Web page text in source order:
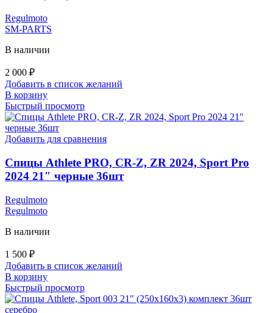
Regulmoto
SM-PARTS
В наличии
2 000 ₽
Добавить в список желаний
В корзину
Быстрый просмотр
Добавить для сравнения
Спицы Athlete PRO, CR-Z, ZR 2024, Sport Pro
2024 21″ черные 36шт
Regulmoto
Regulmoto
В наличии
1 500 ₽
Добавить в список желаний
В корзину
Быстрый просмотр